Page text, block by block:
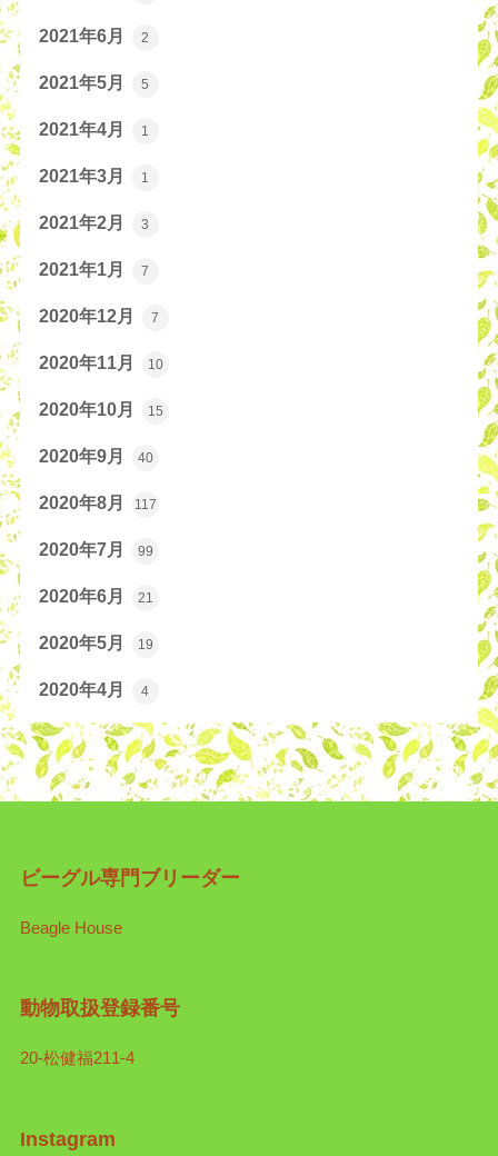
2021年6月 2
2021年5月 5
2021年4月 1
2021年3月 1
2021年2月 3
2021年1月 7
2020年12月 7
2020年11月 10
2020年10月 15
2020年9月 40
2020年8月 117
2020年7月 99
2020年6月 21
2020年5月 19
2020年4月 4
ビーグル専門ブリーダー
Beagle House
動物取扱登録番号
20-松健福211-4
Instagram